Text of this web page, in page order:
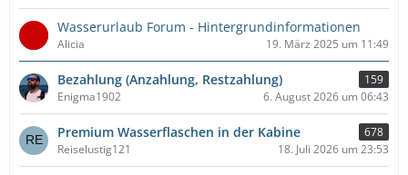
Wasserurlaub Forum - Hintergrundinformationen
Alicia 19. März 2025 um 11:49
Bezahlung (Anzahlung, Restzahlung)
159
Enigma1902
6. August 2026 um 06:43
Premium Wasserflaschen in der Kabine
678
Reiselustig121
18. Juli 2026 um 23:53